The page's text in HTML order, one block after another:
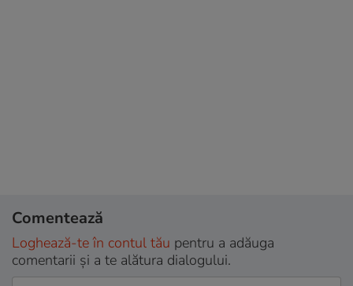
Comentează
Loghează-te în contul tău pentru a adăuga
comentarii și a te alătura dialogului.